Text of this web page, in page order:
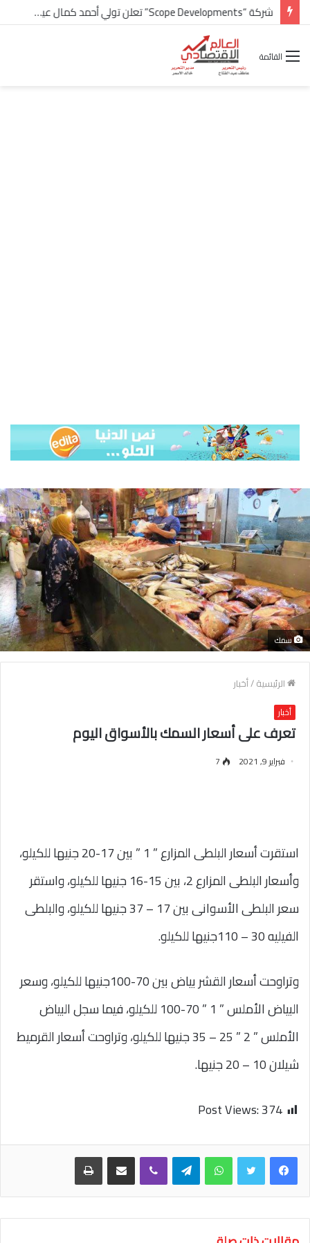
شركة “Scope Developments” تعلن تولي أحمد كمال عيسى منصب الرئيس التنفيذي للقطاع التجاري
القائمة
سمك
الرئيسية/أخبار
أخبار
تعرف على أسعار السمك بالأسواق اليوم
فبراير 9, 2021 7
استقرت أسعار البلطى المزارع ” 1 ” بين 17-20 جنيها للكيلو،
وأسعار البلطى المزارع 2، بين 15-16 جنيها للكيلو، واستقر
سعر البلطى الأسوانى بين 17 – 37 جنيها للكيلو، والبلطى
الفيليه 30 – 110جنيها للكيلو.
وتراوحت أسعار القشر بياض بين 70-100جنيها للكيلو، وسعر
البياض الأملس ” 1 ” 70-100 للكيلو، فيما سجل البياض
الأملس ” 2 ” 25 – 35 جنيها للكيلو، وتراوحت أسعار القرميط
شيلان 10 – 20 جنيها.
Post Views:374
واتساب تيلقرام